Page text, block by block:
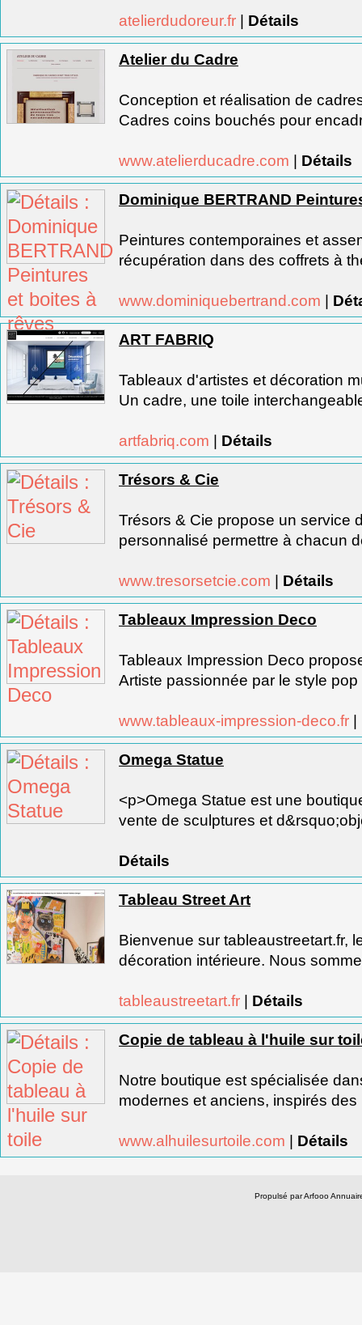
atelierdudoreur.fr | Détails
Atelier du Cadre
Conception et réalisation de
Cadres coins bouchés pour
www.atelierducadre.com | Détails
Dominique BERTRAND
Peintures contemporaines et
récupération dans des coffrets à
www.dominiquebertrand.com |
ART FABRIQ
Tableaux d'artistes et décoration
Un cadre, une toile
artfabriq.com | Détails
Trésors & Cie
Trésors & Cie propose un service
personnalisé permettre à chacun
www.tresorsetcie.com | Détails
Tableaux Impression Deco
Tableaux Impression Deco
Artiste passionnée par le style pop
www.tableaux-impression-deco.fr |
Omega Statue
<p>Omega Statue est une
vente de sculptures et
Détails
Tableau Street Art
Bienvenue sur tableaustreetart.fr,
décoration intérieure. Nous
tableaustreetart.fr | Détails
Copie de tableau à l'huile sur
Notre boutique est spécialisée
modernes et anciens, inspirés des
www.alhuilesurtoile.com | Détails
Propulsé par Arfooo